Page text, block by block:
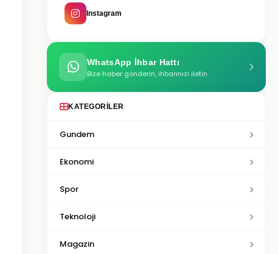
Instagram
WhatsApp İhbar Hattı
Bize haber gönderin, ihbarınızı iletin
KATEGORILER
Gundem
Ekonomi
Spor
Teknoloji
Magazin